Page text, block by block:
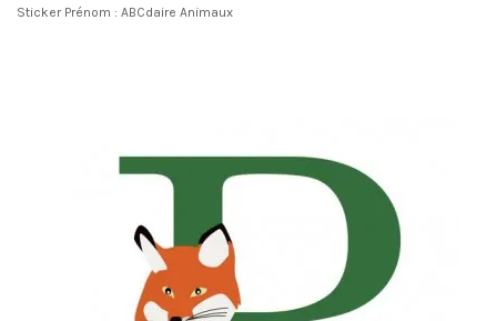
Sticker Prénom : ABCdaire Animaux